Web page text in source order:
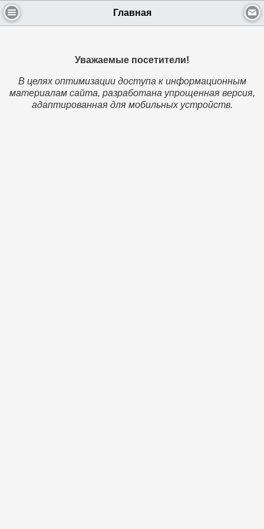
Главная
Уважаемые посетители!
В целях оптимизации доступа к информационным
материалам сайта, разработана упрощенная версия,
адаптированная для мобильных устройств.